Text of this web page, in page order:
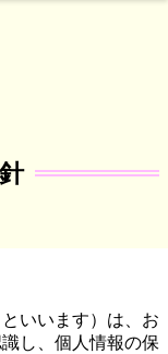
いいます）は、お
し、個人情報の保